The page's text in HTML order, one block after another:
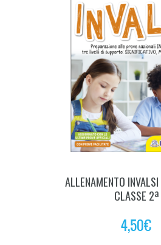
ALLENAMENTO
CLASSE 2ª
4,50€